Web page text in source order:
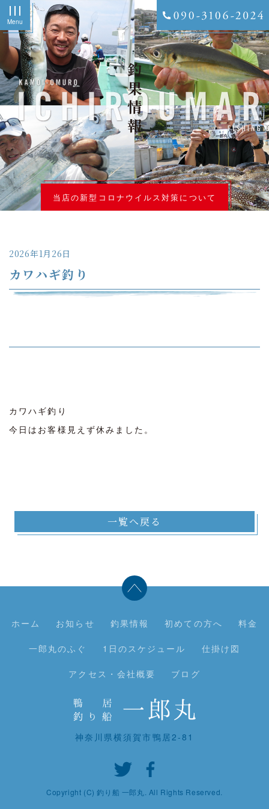
Menu
釣果情報
当店の新型コロナウイルス対策について
2026年1月26日
カワハギ釣り
カワハギ釣り
今日はお客様見えず休みました。
一覧へ戻る
ホーム お知らせ 釣果情報 初めての方へ 料金
一郎丸のふぐ 1日のスケジュール 仕掛け図
アクセス・会社概要 ブログ
神奈川県横須賀市鴨居2-81
Copyright (C) 釣り船 一郎丸. All Rights Reserved.